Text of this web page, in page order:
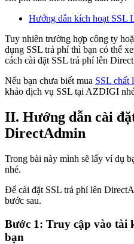
Hướng dẫn kích hoạt SSL
Tuy nhiên trường hợp công ty
dụng SSL trả phí thì bạn có thể
cách cài đặt SSL trả phí lên
Nếu bạn chưa biết mua SSL chất
khảo dịch vụ SSL tại AZDIGI
II. Hướng dẫn cài
DirectAdmin
Trong bài này mình sẽ lấy ví dụ
nhé.
Để cài đặt SSL trả phí lên
bước sau.
Bước 1: Truy cập vào tài
bạn